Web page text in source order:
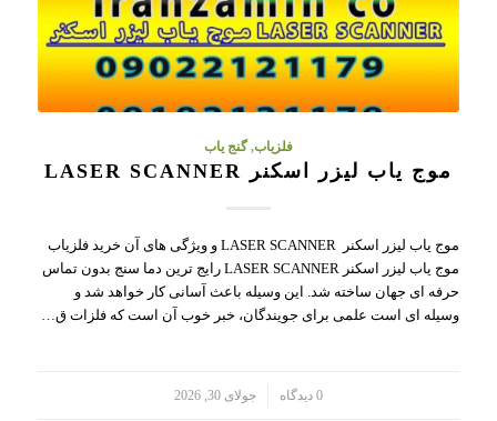
فلزیاب, گنج یاب
موج یاب لیزر اسکنر LASER SCANNER
موج یاب لیزر اسکنر LASER SCANNER و ویژگی های آن خرید فلزیاب
موج یاب لیزر اسکنر LASER SCANNER رایج ترین دما سنج بدون تماس
حرفه ای جهان ساخته شد. این وسیله باعث آسانی کار خواهد شد و
وسیله ای است علمی برای جویندگان، خبر خوب آن است که فلزات ق…
0 دیدگاه جولای 30, 2026